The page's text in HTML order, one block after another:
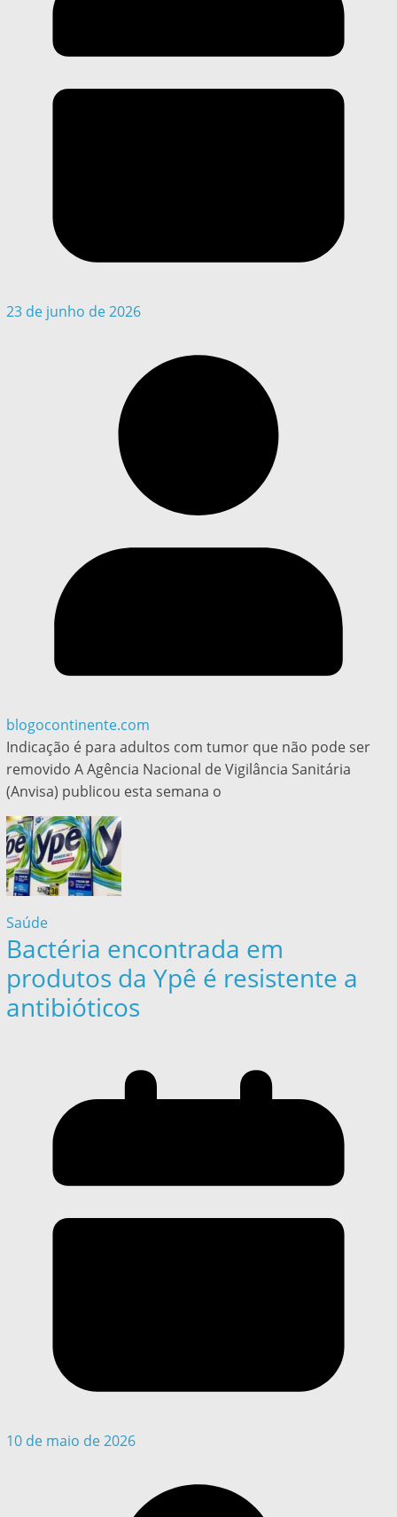
23 de junho de 2026
blogocontinente.com
Indicação é para adultos com tumor que não pode ser
removido A Agência Nacional de Vigilância Sanitária
(Anvisa) publicou esta semana o
Saúde
Bactéria encontrada em
produtos da Ypê é resistente a
antibióticos
10 de maio de 2026